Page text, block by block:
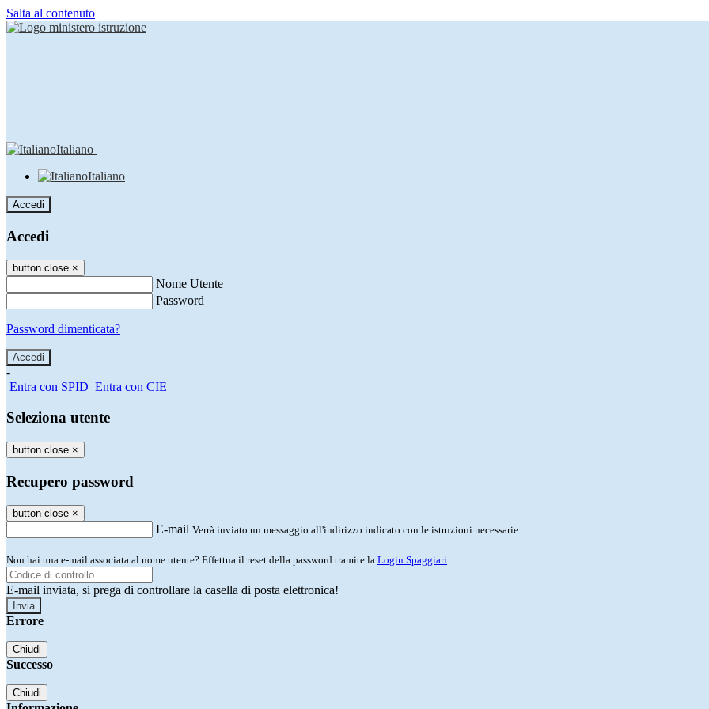
Salta al contenuto
Italiano
Italiano
Accedi
Accedi
button close ×
Nome Utente
Password
Password dimenticata?
-
Entra con SPID Entra con CIE
Seleziona utente
button close ×
Recupero password
button close ×
E-mail Verrà inviato un messaggio all'indirizzo indicato con le istruzioni necessarie.
Non hai una e-mail associata al nome utente? Effettua il reset della password tramite la Login Spaggiari
E-mail inviata, si prega di controllare la casella di posta elettronica!
Errore
Chiudi
Successo
Chiudi